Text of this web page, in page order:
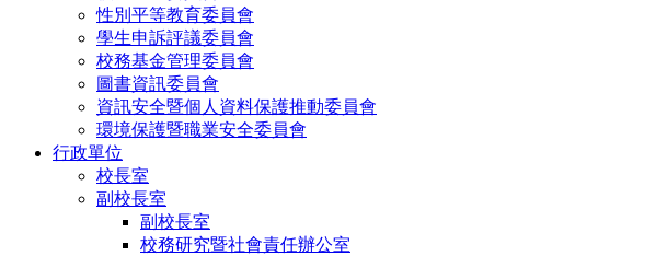
性別平等教育委員會
學生申訴評議委員會
校務基金管理委員會
圖書資訊委員會
資訊安全暨個人資料保護推動委員會
環境保護暨職業安全委員會
行政單位
校長室
副校長室
副校長室
校務研究暨社會責任辦公室